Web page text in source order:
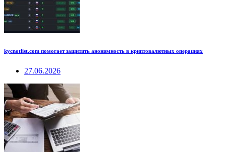
kycnotlist.com помогает защитить анонимность в криптовалютных операциях
27.06.2026